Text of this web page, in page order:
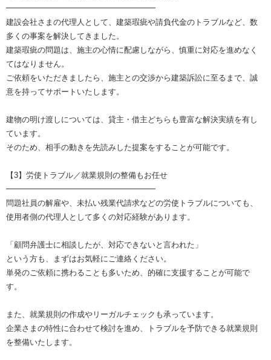
━━━━━━━━━━━━━━━━━━━
建設会社さまの代理人として、建築瑕疵や請負代金のトラブルなど、数
多くの事案を解決してきました。
建築瑕疵の問題は、施主の心情に配慮しながら、慎重に対応を進めなく
てはなりません。
ご依頼をいただきましたら、施主との交渉から建築訴訟に至るまで、誠
意を持ってサポートいたします。
建物の明け渡しについては、貸主・借主どちらも豊富な解決実績を有し
ています。
そのため、相手の動きを先読みした提案をすることが可能です。
【3】労使トラブル／就業規則の整備もお任せ
━━━━━━━━━━━━━━━━━━━
問題社員の解雇や、未払い残業代請求などの労使トラブルについても、
使用者側の代理人として多くの対応経験があります。
「顧問弁護士に相談したが、対応できないと言われた」
という方も、まずはお気軽にご連絡ください。
単発のご依頼に携わることも多いため、的確に支援することが可能で
す。
また、就業規則の作成やリーガルチェックも承っています。
企業さまの特性に合わせて検討を進め、トラブルを予防できる就業規則
を整備いたします。